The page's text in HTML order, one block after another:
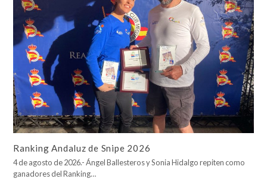
Ranking Andaluz de Snipe 2026
4 de agosto de 2026.- Ángel Ballesteros y Sonia Hidalgo repiten como
ganadores del Ranking…